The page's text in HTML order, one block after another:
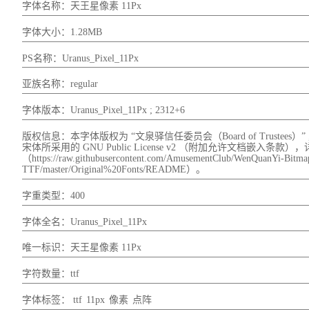
字体名称：天王星像素 11Px
字体大小：1.28MB
PS名称：Uranus_Pixel_11Px
亚族名称：regular
字体版本：Uranus_Pixel_11Px ; 2312+6
版权信息：本字体版权为 “文泉驿信任委员会（Board of Trustees
宋体所采用的 GNU Public License v2 （附加允许文档嵌入条款）
（https://raw.githubusercontent.com/AmusementClub/WenQuanYi-
TTF/master/Original%20Fonts/README）。
字重类型：400
字体全名：Uranus_Pixel_11Px
唯一标识：天王星像素 11Px
字符数量：ttf
字体标签： ttf 11px 像素 点阵